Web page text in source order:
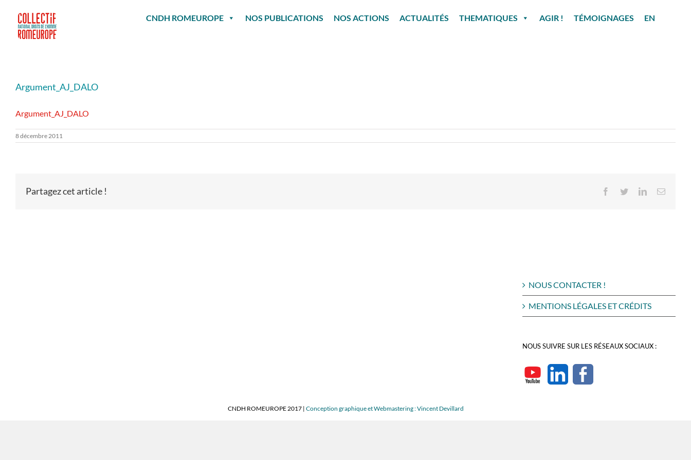
contenu
CNDH ROMEUROPE NOS PUBLICATIONS NOS ACTIONS ACTUALITÉS THEMATIQUES AGIR ! TÉMOIGNAGES EN
Argument_AJ_DALO
Argument_AJ_DALO
8 décembre 2011
Partagez cet article ! Facebook
TwitterLinkedInEmail
NOUS CONTACTER !
MENTIONS LÉGALES ET CRÉDITS
NOUS SUIVRE SUR LES RÉSEAUX SOCIAUX :
CNDH ROMEUROPE 2017 | Conception graphique et Webmastering : Vincent Devillard